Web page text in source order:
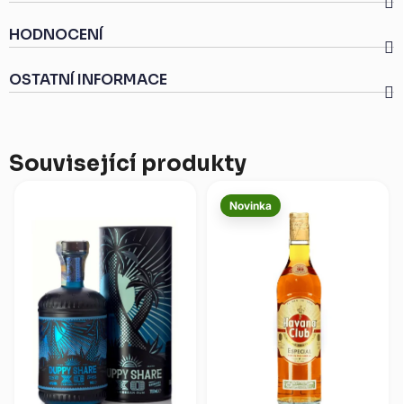
HODNOCENÍ
OSTATNÍ INFORMACE
Související produkty
Novinka